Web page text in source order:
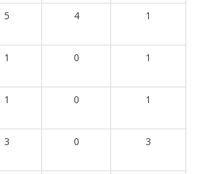
5 4 1
1 0 1
1 0 1
3 0 3